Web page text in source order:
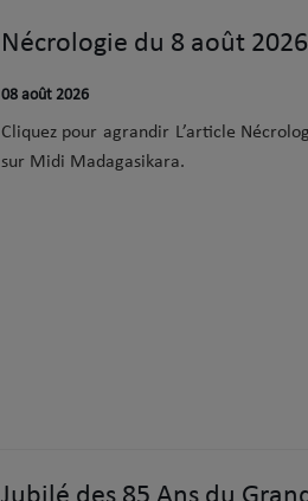
Nécrologie du 8 août 2026
08 août 2026
Cliquez pour agrandir L’article Nécrologie du 8 août 2026 est apparu en premier
sur Midi Madagasikara.